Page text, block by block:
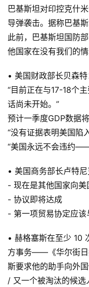
巴基斯坦对印控克什
导弹袭击。据称巴基
此前，巴基斯坦国防
他国家在没有我们的情
• 美国财政部长贝森特
“目前正在与17-18个
话尚未开始。”
预计一季度GDP数据将
“没有证据表明美国陷
“美国永远不会违约
• 美国商务部长卢特尼
- 现在是其他国家向美
- 协议即将达成
- 第一项贸易协定应该
• 赫格塞斯在至少 10
方事务——《华尔街日
斯要求他的助手向外
/ 又一个被淘汰的候选